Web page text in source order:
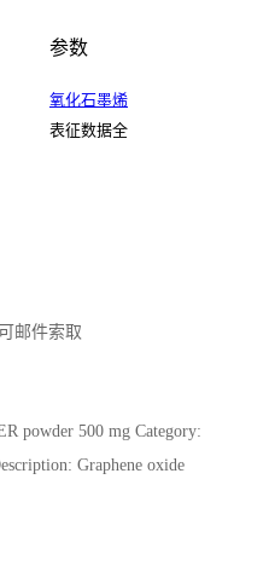
参数
氧化石墨烯
表征数据全
邮件索取
powder 500 mg Category:
Graphene oxide